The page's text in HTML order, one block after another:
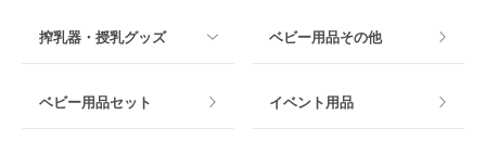
マット製
搾乳器・授乳グッズ ベビー用品その他
ベビー用品セット イベント用品